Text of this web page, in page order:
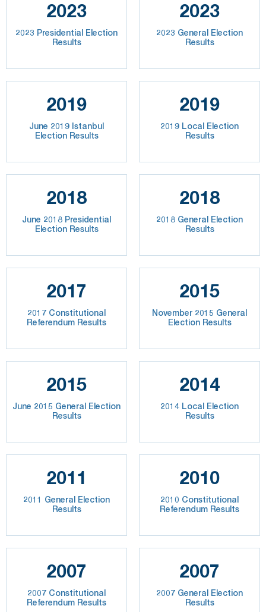
2023
2023 Presidential Election
Results
2023
2023 General Election
Results
2019
June 2019 Istanbul
Election Results
2019
2019 Local Election
Results
2018
June 2018 Presidential
Election Results
2018
2018 General Election
Results
2017
2017 Constitutional
Referendum Results
2015
November 2015 General
Election Results
2015
June 2015 General Election
Results
2014
2014 Local Election
Results
2011
2011 General Election
Results
2010
2010 Constitutional
Referendum Results
2007
2007 Constitutional
Referendum Results
2007
2007 General Election
Results